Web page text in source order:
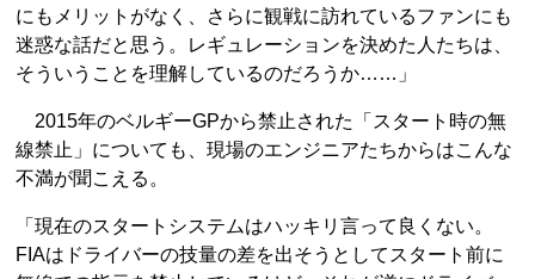
にもメリットがなく、さらに観戦に訪れているファンにも
迷惑な話だと思う。レギュレーションを決めた人たちは、
そういうことを理解しているのだろうか……」
2015年のベルギーGPから禁止された「スタート時の無
線禁止」についても、現場のエンジニアたちからはこんな
不満が聞こえる。
「現在のスタートシステムはハッキリ言って良くない。
FIAはドライバーの技量の差を出そうとしてスタート前に